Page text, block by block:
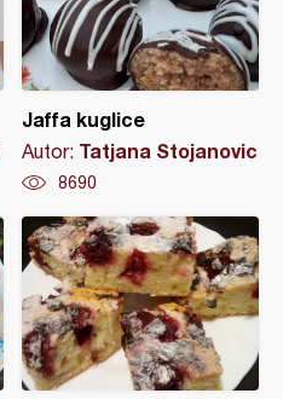
Jaffa kuglice
Autor: Tatjana Stojanovic
8690